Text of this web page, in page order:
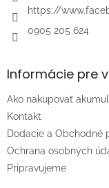
https://
0905 205 624
Informácie pre
Ako nakupovať
Kontakt
Dodacie a Obchodné
Ochrana osobných
Pripravujeme